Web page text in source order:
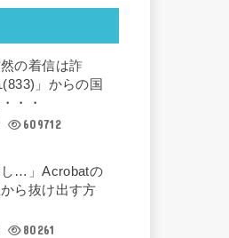
の着信は詐
」からの国
・・
609712
し…」Acrobatの
ら抜け出す方
80261